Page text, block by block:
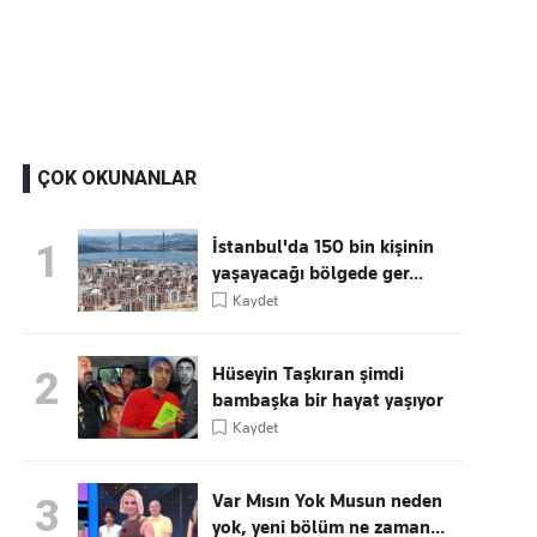
ÇOK OKUNANLAR
1
İstanbul'da 150 bin kişinin
yaşayacağı bölgede ger...
Kaydet
2
Hüseyin Taşkıran şimdi
bambaşka bir hayat yaşıyor
Kaydet
3
Var Mısın Yok Musun neden
yok, yeni bölüm ne zaman...